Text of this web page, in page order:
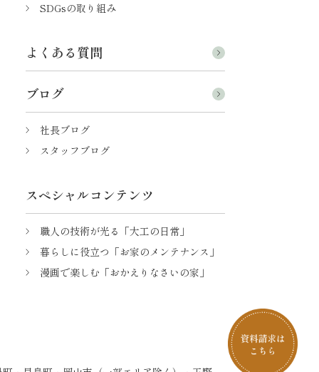
SDGsの取り組み
よくある質問
ブログ
社長ブログ
スタッフブログ
スペシャルコンテンツ
職人の技術が光る「大工の日常」
暮らしに役立つ「お家のメンテナンス」
漫画で楽しむ「おかえりなさいの家」